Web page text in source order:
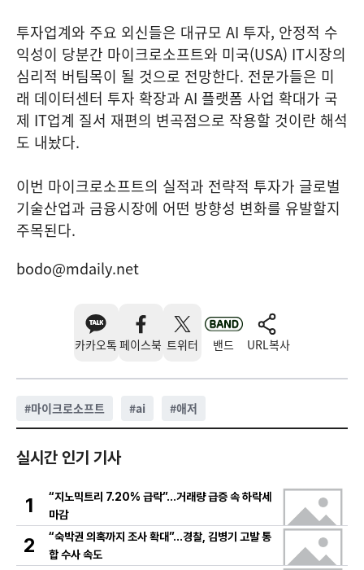
투자업계와 주요 외신들은 대규모 AI 투자, 안정적 수
익성이 당분간 마이크로소프트와 미국(USA) IT시장의
심리적 버팀목이 될 것으로 전망한다. 전문가들은 미
래 데이터센터 투자 확장과 AI 플랫폼 사업 확대가 국
제 IT업계 질서 재편의 변곡점으로 작용할 것이란 해석
도 내놨다.
이번 마이크로소프트의 실적과 전략적 투자가 글로벌
기술산업과 금융시장에 어떤 방향성 변화를 유발할지
주목된다.
bodo@mdaily.net
카카오톡 페이스북 트위터 밴드 URL복사
#마이크로소프트 #ai #애저
실시간 인기 기사
1
“지노믹트리 7.20% 급락”…거래량 급증 속 하락세
마감
2
“숙박권 의혹까지 조사 확대”…경찰, 김병기 고발 통
합 수사 속도